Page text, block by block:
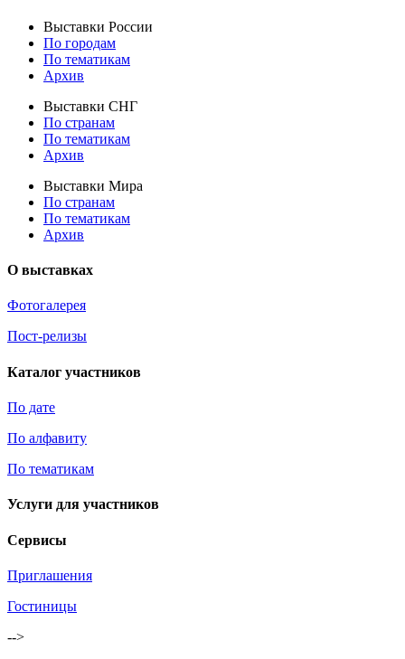
Выставки России
По городам
По тематикам
Архив
Выставки СНГ
По странам
По тематикам
Архив
Выставки Мира
По странам
По тематикам
Архив
О выставках
Фотогалерея
Пост-релизы
Каталог участников
По дате
По алфавиту
По тематикам
Услуги для участников
Сервисы
Приглашения
Гостиницы
-->